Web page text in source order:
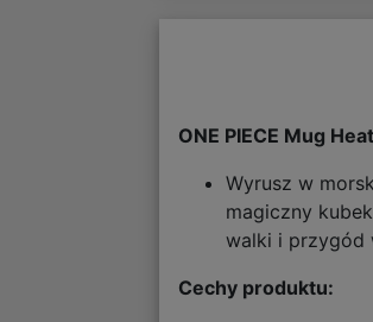
ONE PIECE Mug
Wyrusz w
magiczny
walki i przygód
Cechy produktu: